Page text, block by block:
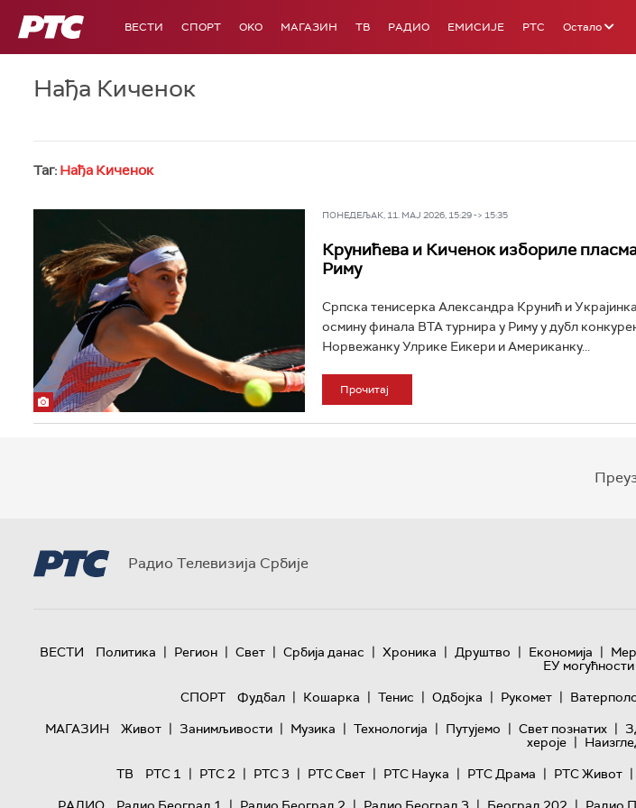
РТС ВЕСТИ СПОРТ OKO МАГАЗИН ТВ РАДИО ЕМИСИЈЕ РТС Остало
Нађа Киченок
Таг: Нађа Киченок
ПОНЕДЕЉАК, 11. МАЈ 2026, 15:29 -> 15:35
Крунићева и Киченок избориле
Риму
Српска тенисерка Александра Крунић и
осмину финала ВТА турнира у Риму у дубл
Норвежанку Улрике Еикери и Американку...
Прочитај
Радио Телевизија Србије
ВЕСТИ Политика | Регион | Свет | Србија данас | Хроника | Друштво | Економија |
ЕУ
СПОРТ
Фудбал | Кошарка | Тенис | Одбојка | Рукомет |
МАГАЗИН
Живот | Занимљивости | Музика | Технологијa | Путујемо | Свет познатих |
хероје |
ТВ
РТС 1 | РТС 2 | РТС 3 | РТС Свет | РТС Наука | РТС Драма | РТС Живот |